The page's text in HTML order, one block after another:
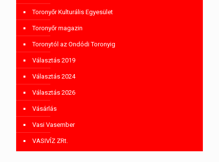
Toronyőr Kulturális Egyesület
Toronyőr magazin
Toronytól az Ondódi Toronyig
Választás 2019
Választás 2024
Választás 2026
Vásárlás
Vasi Vasember
VASIVÍZ ZRt.